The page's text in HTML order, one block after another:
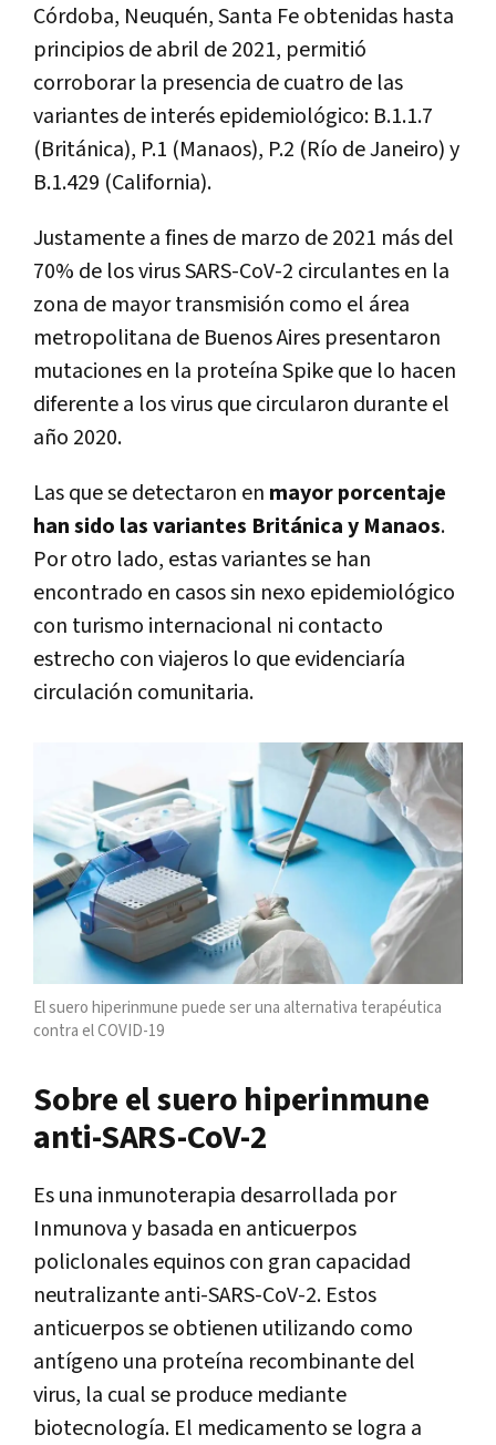
Córdoba, Neuquén, Santa Fe obtenidas hasta
principios de abril de 2021, permitió
corroborar la presencia de cuatro de las
variantes de interés epidemiológico: B.1.1.7
(Británica), P.1 (Manaos), P.2 (Río de Janeiro) y
B.1.429 (California).
Justamente a fines de marzo de 2021 más del
70% de los virus SARS-CoV-2 circulantes en la
zona de mayor transmisión como el área
metropolitana de Buenos Aires presentaron
mutaciones en la proteína Spike que lo hacen
diferente a los virus que circularon durante el
año 2020.
Las que se detectaron en mayor porcentaje
han sido las variantes Británica y Manaos.
Por otro lado, estas variantes se han
encontrado en casos sin nexo epidemiológico
con turismo internacional ni contacto
estrecho con viajeros lo que evidenciaría
circulación comunitaria.
El suero hiperinmune puede ser una alternativa terapéutica
contra el COVID-19
Sobre el suero hiperinmune
anti-SARS-CoV-2
Es una inmunoterapia desarrollada por
Inmunova y basada en anticuerpos
policlonales equinos con gran capacidad
neutralizante anti-SARS-CoV-2. Estos
anticuerpos se obtienen utilizando como
antígeno una proteína recombinante del
virus, la cual se produce mediante
biotecnología. El medicamento se logra a